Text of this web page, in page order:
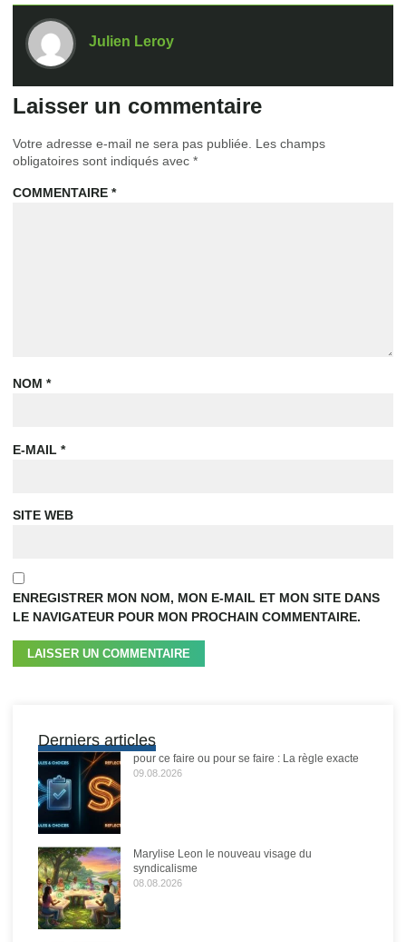
Julien Leroy
Laisser un commentaire
Votre adresse e-mail ne sera pas publiée. Les champs
obligatoires sont indiqués avec *
COMMENTAIRE *
NOM *
E-MAIL *
SITE WEB
ENREGISTRER MON NOM, MON E-MAIL ET MON SITE DANS
LE NAVIGATEUR POUR MON PROCHAIN COMMENTAIRE.
Derniers articles
pour ce faire ou pour se faire : La règle exacte
09.08.2026
Marylise Leon le nouveau visage du
syndicalisme
08.08.2026